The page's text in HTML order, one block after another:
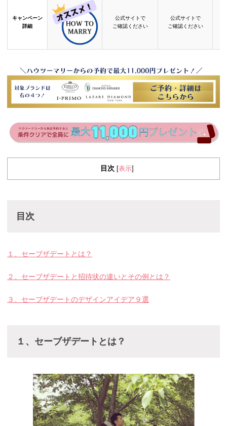
キャンペーン
詳細
公式サイトで
ご確認ください
公式サイトで
ご確認ください
目次 [表示]
目次
１、セーブザデートとは？
２、セーブザデートと招待状の違いとその例とは？
３、セーブザデートのデザインアイデア９選
１、セーブザデートとは？